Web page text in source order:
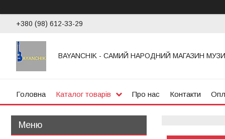
+380 (98) 612-33-29
BAYANCHIK - САМИЙ НАРОДНИЙ МАГАЗИН
Головна Каталог товарів Про нас Контакти